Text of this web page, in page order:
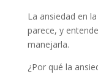
La ansiedad en
parece, y
manejarla.
¿Por qué la